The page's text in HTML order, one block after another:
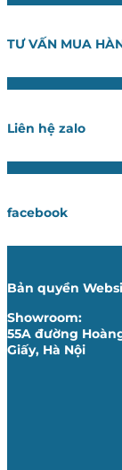
TƯ VẤN MUA
Liên hệ zalo
facebook
Bản quyền
Showroom:
55A đường
Giấy, Hà Nội